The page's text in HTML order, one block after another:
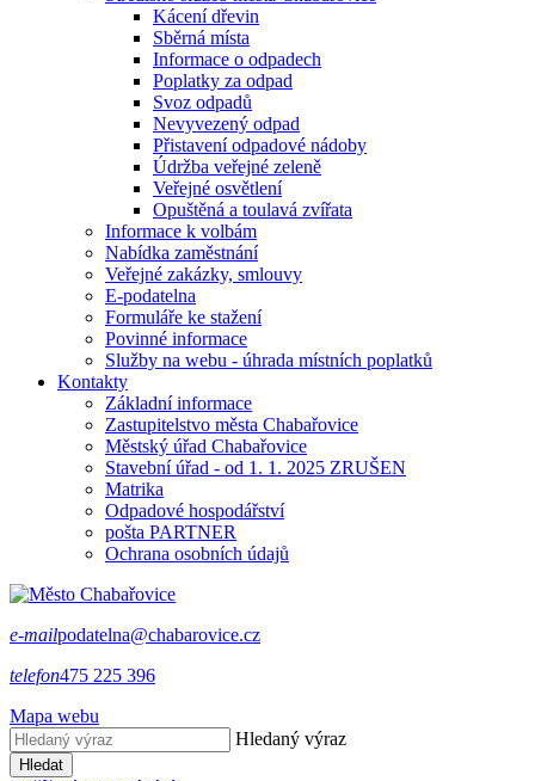
Kácení dřevin
Sběrná místa
Informace o odpadech
Poplatky za odpad
Svoz odpadů
Nevyvezený odpad
Přistavení odpadové nádoby
Údržba veřejné zeleně
Veřejné osvětlení
Opuštěná a toulavá zvířata
Informace k volbám
Nabídka zaměstnání
Veřejné zakázky, smlouvy
E-podatelna
Formuláře ke stažení
Povinné informace
Služby na webu - úhrada místních poplatků
Kontakty
Základní informace
Zastupitelstvo města Chabařovice
Městský úřad Chabařovice
Stavební úřad - od 1. 1. 2025 ZRUŠEN
Matrika
Odpadové hospodářství
pošta PARTNER
Ochrana osobních údajů
e-mailpodatelna@chabarovice.cz
telefon475 225 396
Mapa webu
Hledaný výraz
Hledat